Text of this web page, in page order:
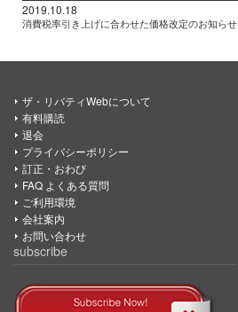
2019.10.18
消費税率引き上げに合わせた価格改定のお知らせ
ザ・リバティWebについて
有料購読
退会
プライバシーポリシー
訂正・おわび
FAQ よくある質問
ご利用環境
会社案内
お問い合わせ
subscribe